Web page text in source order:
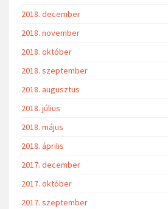
2018. december
2018. november
2018. október
2018. szeptember
2018. augusztus
2018. július
2018. május
2018. április
2017. december
2017. október
2017. szeptember